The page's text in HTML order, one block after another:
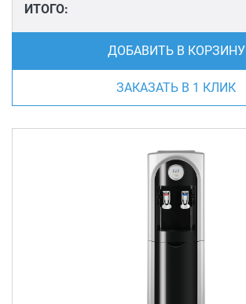
ИТОГО:
ДОБАВИТЬ В КОРЗИНУ
ЗАКАЗАТЬ В 1 КЛИК